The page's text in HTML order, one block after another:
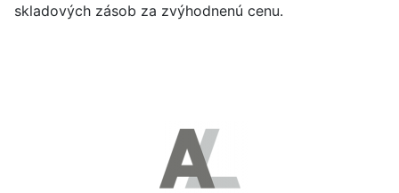
skladových zásob za zvýhodnenú cenu.